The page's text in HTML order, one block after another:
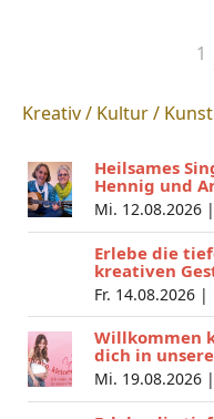
1
Kreativ / Kultur /
Heilsames
Hennig und
Mi. 12.08.2026 |
Erlebe die
kreativen
Fr. 14.08.2026 |
Willkommen
dich in
Mi. 19.08.2026 |